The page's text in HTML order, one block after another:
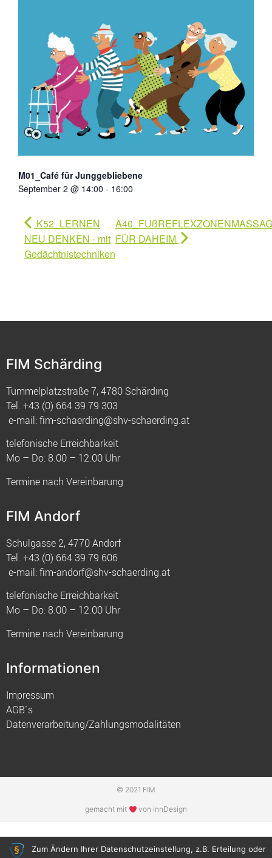
M01_Café für Junggebliebene
September 2 @ 14:00 - 16:00
K52_LERNEN
NEU DENKEN - mit
Gedächtnistechniken
FÜR DAHEIM
FIM Schärding
Tummelplatzstraße 7, 4780 Schärding
Tel. +43 (0) 664 39 79 303
e-mail:fim-schaerding@shv-schaerding.at
telefonische Erreichbarkeit
Mo – Do: 8.00 – 12.00 Uhr
Termine nach Vereinbarung
FIM Andorf
Schulgasse 2, 4770 Andorf
Tel. +43 (0) 664 39 79 606
e-mail:fim-andorf@shv-schaerding.at
telefonische Erreichbarkeit
Mo – Do: 8.00 – 12.00 Uhr
Termine nach Vereinbarung
Informationen
Impressum
AGB`s
Datenverarbeitung/Zahlungsmodalitäten
© 2021 FIM
gemacht mit von innDesign
Zum Ändern Ihrer Datenschutzeinstellung, z.B. Erteilung oder